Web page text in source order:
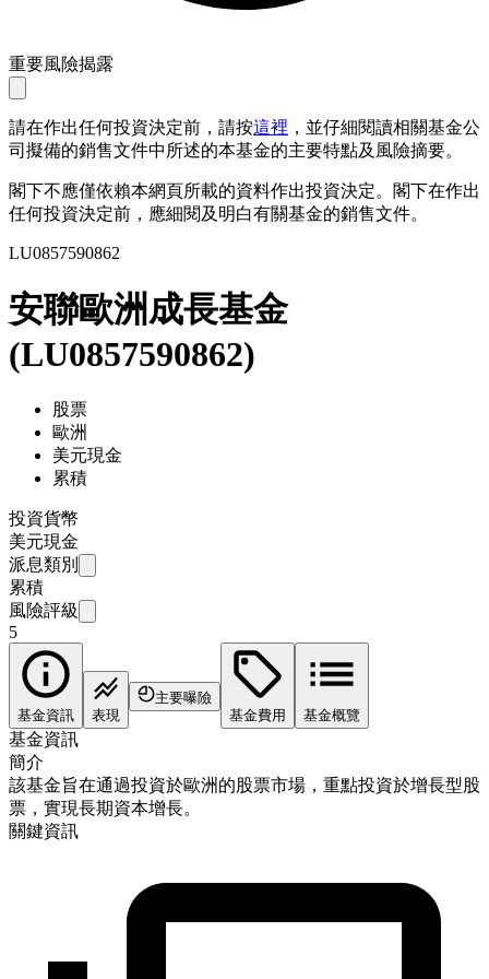
重要風險揭露
請在作出任何投資決定前，請按這裡 ，並仔細閱讀相關基金公
司擬備的銷售文件中所述的本基金的主要特點及風險摘要。
閣下不應僅依賴本網頁所載的資料作出投資決定。閣下在作出
任何投資決定前，應細閱及明白有關基金的銷售文件。
LU0857590862
安聯歐洲成長基金
(LU0857590862)
股票
歐洲
美元現金
累積
投資貨幣
美元現金
派息類別
累積
風險評級
5
基金資訊 表現
主要曝險
基金費用
基金概覽
基金資訊
簡介
該基金旨在通過投資於歐洲的股票市場，重點投資於增長型股
票，實現長期資本增長。
關鍵資訊